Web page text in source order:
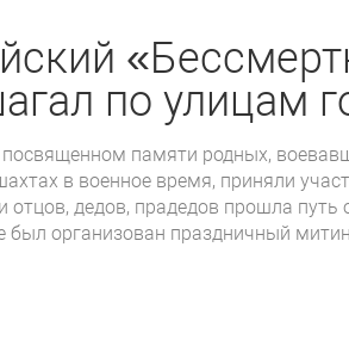
по улицам
памяти родных,
в военное время, приняли
отцов, дедов, прадедов прошла
был организован праздничный